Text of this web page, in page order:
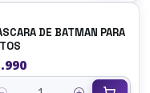
DE BATMAN PARA